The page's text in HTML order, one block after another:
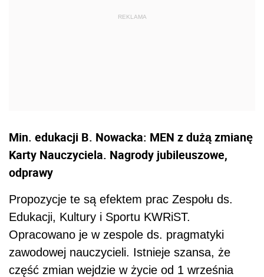
Min. edukacji B. Nowacka: MEN z dużą zmianę
Karty Nauczyciela. Nagrody jubileuszowe,
odprawy
Propozycje te są efektem prac Zespołu ds.
Edukacji, Kultury i Sportu KWRiST.
Opracowano je w zespole ds. pragmatyki
zawodowej nauczycieli. Istnieje szansa, że
część zmian wejdzie w życie od 1 września